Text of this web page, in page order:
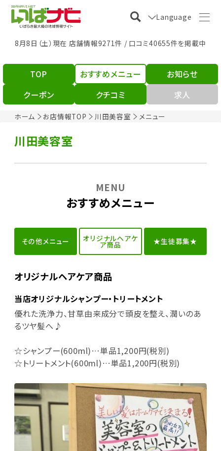
Language
8月8日（土）現在 店舗情報9271件 / 口コミ40655件を掲載中
ホーム お店情報TOP 川田美容室 メニュー
TOP おすすめメニュー
お知らせ
クーポン
クチコミ 求人
川田美容室
おすすめメニュー
MENU
その他メニュー オリジナルヘアケ
ア商品 ★生徒募集★
オリジナルヘアケア商品
当店オリジナルシャンプー・トリートメント
優れた洗浄力、甘草由来成分で頭皮を整え、潤いのあ
るツヤ髪へ♪
☆シャンプー(600ml)…単品1,200円(税別)
☆トリートメント(600ml)…単品1,200円(税別)